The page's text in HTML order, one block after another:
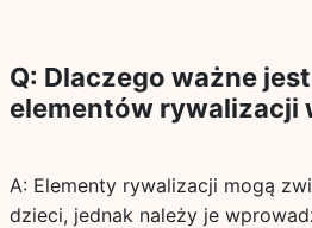
Q: Dlaczego ważne
elementów rywalizacji
A: Elementy rywalizacji mogą
dzieci, jednak należy je